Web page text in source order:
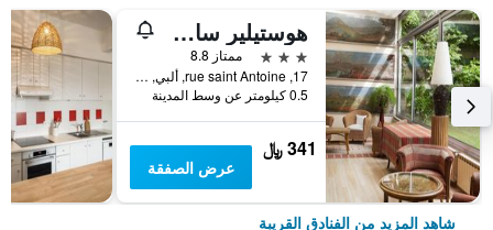
هوستيلير سان-أنطوان
3 نجوم
ممتاز 8.8
17, rue saint Antoine, ألبي, إقليم تارن, فرنسا
0.5 كيلومتر عن وسط المدينة
341 ﷼
عرض الصفقة
شاهد المزيد من الفنادق القريبة